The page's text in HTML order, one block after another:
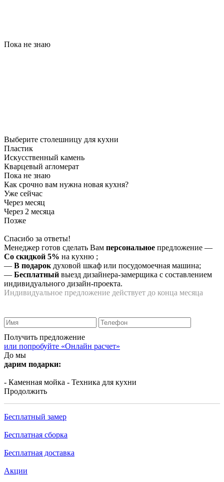
Пока не знаю
Выберите столешницу для кухни
Пластик
Искусственный камень
Кварцевый агломерат
Пока не знаю
Как срочно вам нужна новая кухня?
Уже сейчас
Через месяц
Через 2 месяца
Позже
Спасибо за ответы!
Менеджер готов сделать Вам персональное предложение —
Со скидкой 5% на кухню ;
— В подарок духовой шкаф или посудомоечная машина;
— Бесплатный выезд дизайнера-замерщика с составлением
индивидуального дизайн-проекта.
Индивидуальное предложение действует до конца месяца
Получить предложение
или попробуйте «Онлайн расчет»
До мы
дарим подарки:
- Каменная мойка - Техника для кухни
Продолжить
Бесплатный замер
Бесплатная сборка
Бесплатная доставка
Акции